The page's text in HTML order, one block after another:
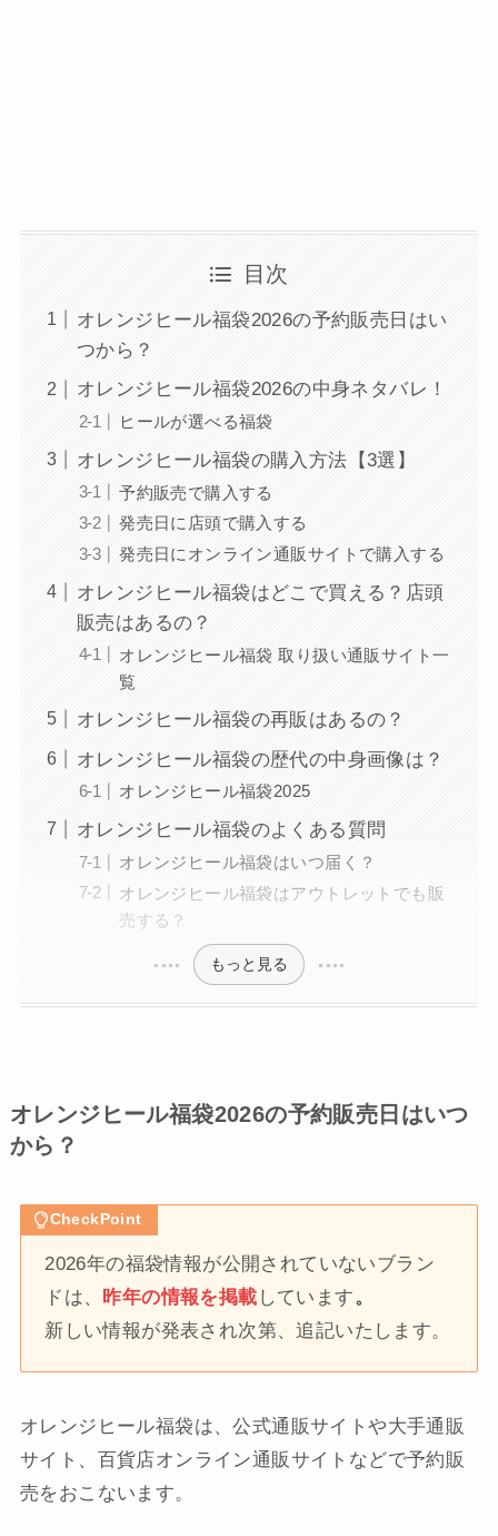
目次
オレンジヒール福袋2026の予約販売日はい
つから？
オレンジヒール福袋2026の中身ネタバレ！
ヒールが選べる福袋
オレンジヒール福袋の購入方法【3選】
予約販売で購入する
発売日に店頭で購入する
発売日にオンライン通販サイトで購入する
オレンジヒール福袋はどこで買える？店頭
販売はあるの？
オレンジヒール福袋 取り扱い通販サイト一
覧
オレンジヒール福袋の再販はあるの？
オレンジヒール福袋の歴代の中身画像は？
オレンジヒール福袋2025
オレンジヒール福袋のよくある質問
オレンジヒール福袋はいつ届く？
オレンジヒール福袋はアウトレットでも販
売する？
もっと見る
オレンジヒール福袋2026の予約販売日はいつ
から？
CheckPoint
2026年の福袋情報が公開されていないブラン
ドは、 昨年の情報を掲載 しています。
新しい情報が発表され次第、追記いたします。
オレンジヒール福袋は、公式通販サイトや大手通販
サイト、百貨店オンライン通販サイトなどで予約販
売をおこないます。